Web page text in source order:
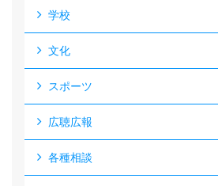
学校
文化
スポーツ
広聴広報
各種相談